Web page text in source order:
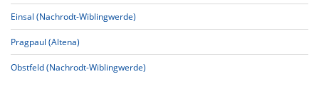
Einsal (Nachrodt-Wiblingwerde)
Pragpaul (Altena)
Obstfeld (Nachrodt-Wiblingwerde)